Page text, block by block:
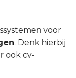
voor
. Denk hierbij
ook cv-